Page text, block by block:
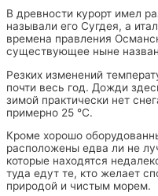
В древности курорт имел
называли его Сугдея, а
времена правления
существующее ныне
Резких изменений
почти весь год. Дожди
зимой практически нет
примерно 25 °C.
Кроме хорошо
расположены едва ли не
которые находятся
туда едут те, кто желает
природой и чистым морем.